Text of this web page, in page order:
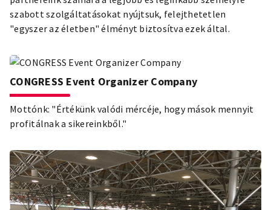
szabott szolgáltatásokat nyújtsuk, felejthetetlen
"egyszer az életben" élményt biztosítva ezek által.
CONGRESS Event Organizer Company
Mottónk: "Értékünk valódi mércéje, hogy mások mennyit
profitálnak a sikereinkből."